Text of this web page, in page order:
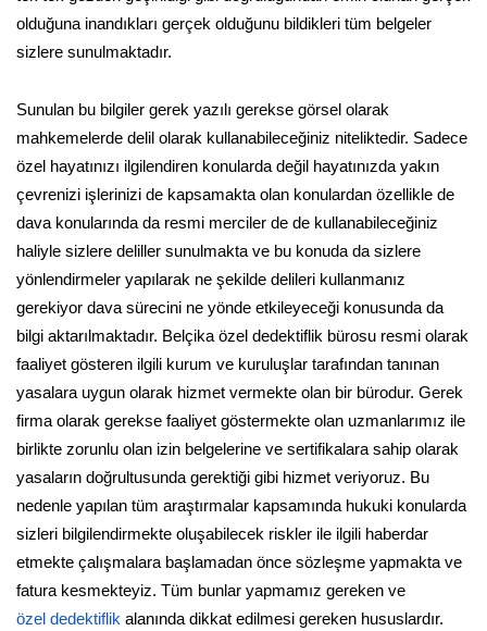
olduğuna inandıkları gerçek olduğunu bildikleri tüm belgeler
sizlere sunulmaktadır.
Sunulan bu bilgiler gerek yazılı gerekse görsel olarak
mahkemelerde delil olarak kullanabileceğiniz niteliktedir. Sadece
özel hayatınızı ilgilendiren konularda değil hayatınızda yakın
çevrenizi işlerinizi de kapsamakta olan konulardan özellikle de
dava konularında da resmi merciler de de kullanabileceğiniz
haliyle sizlere deliller sunulmakta ve bu konuda da sizlere
yönlendirmeler yapılarak ne şekilde delileri kullanmanız
gerekiyor dava sürecini ne yönde etkileyeceği konusunda da
bilgi aktarılmaktadır. Belçika özel dedektiflik bürosu resmi olarak
faaliyet gösteren ilgili kurum ve kuruluşlar tarafından tanınan
yasalara uygun olarak hizmet vermekte olan bir bürodur. Gerek
firma olarak gerekse faaliyet göstermekte olan uzmanlarımız ile
birlikte zorunlu olan izin belgelerine ve sertifikalara sahip olarak
yasaların doğrultusunda gerektiği gibi hizmet veriyoruz. Bu
nedenle yapılan tüm araştırmalar kapsamında hukuki konularda
sizleri bilgilendirmekte oluşabilecek riskler ile ilgili haberdar
etmekte çalışmalara başlamadan önce sözleşme yapmakta ve
fatura kesmekteyiz. Tüm bunlar yapmamız gereken ve
özel dedektiflik alanında dikkat edilmesi gereken hususlardır.